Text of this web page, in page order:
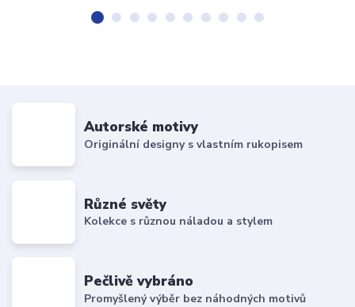
Autorské motivy
Originální designy s vlastním rukopisem
Různé světy
Kolekce s různou náladou a stylem
Pečlivě vybráno
Promyšlený výběr bez náhodných motivů